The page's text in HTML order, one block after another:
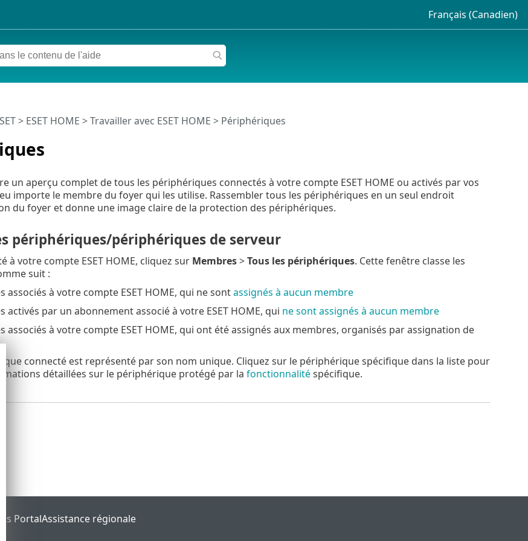
Français (Canadien)
> ESET HOME >Travailler avec ESET HOME > Périphériques
un aperçu complet de tous les périphériques connectés à votre compte ESET HOME ou activés par vos
importe le membre du foyer qui les utilise. Rassembler tous les périphériques en un seul endroit
du foyer et donne une image claire de la protection des périphériques.
périphériques/périphériques de serveur
à votre compte ESET HOME, cliquez sur Membres>Tous les périphériques. Cette fenêtre classe les
suit :
associés à votre compte ESET HOME, qui ne sontassignés à aucun membre
activés par un abonnement associé à votre ESET HOME, qui ne sont assignés à aucun membre
associés à votre compte ESET HOME, qui ont été assignés aux membres, organisés par assignation de
connecté est représenté par son nom unique. Cliquez sur le périphérique spécifique dans la liste pour
détaillées sur le périphérique protégé par la fonctionnalitéspécifique.
PortalAssistance régionale